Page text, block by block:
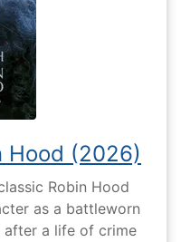
Hood (2026)
Robin Hood
as a battleworn
after a life of crime